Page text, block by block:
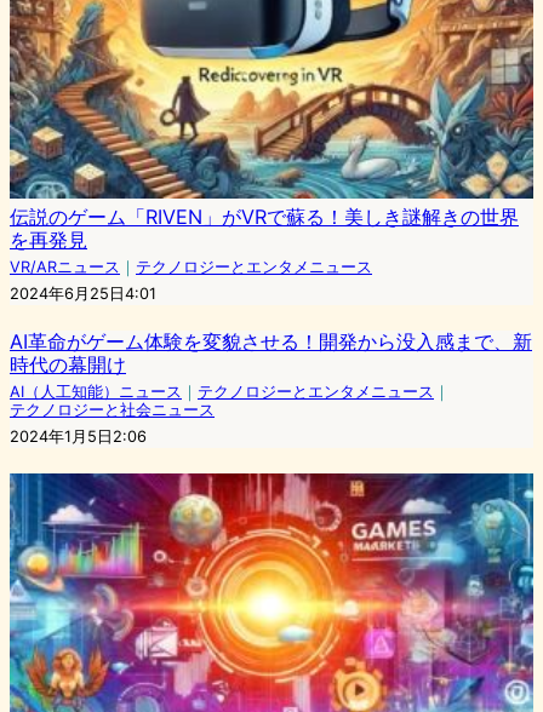
伝説のゲーム「RIVEN」がVRで蘇る！美しき謎解きの世界
を再発見
VR/ARニュース ｜ テクノロジーとエンタメニュース
2024年6月25日4:01
AI革命がゲーム体験を変貌させる！開発から没入感まで、新
時代の幕開け
AI（人工知能）ニュース ｜ テクノロジーとエンタメニュース ｜
テクノロジーと社会ニュース
2024年1月5日2:06